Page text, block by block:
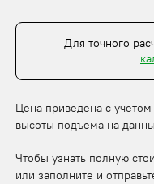
Для точного
Цена приведена с
высоты подъема на
Чтобы узнать полную
или заполните и